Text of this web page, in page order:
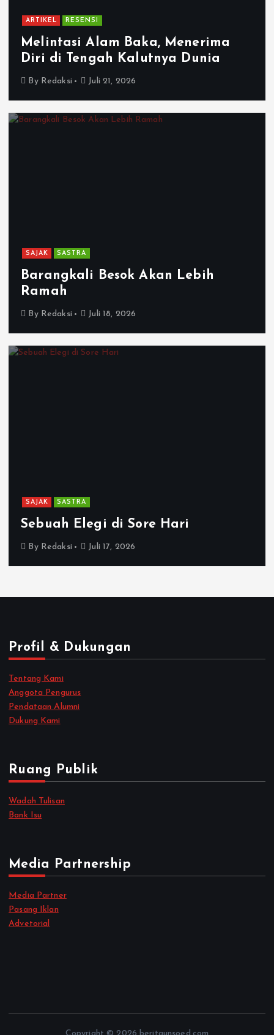
ARTIKEL RESENSI
Melintasi Alam Baka, Menerima
Diri di Tengah Kalutnya Dunia
By Redaksi Juli 21, 2026
SAJAK SASTRA
Barangkali Besok Akan Lebih
Ramah
By Redaksi Juli 18, 2026
SAJAK SASTRA
Sebuah Elegi di Sore Hari
By Redaksi Juli 17, 2026
Profil & Dukungan
Tentang Kami
Anggota Pengurus
Pendataan Alumni
Dukung Kami
Ruang Publik
Wadah Tulisan
Bank Isu
Media Partnership
Media Partner
Pasang Iklan
Advetorial